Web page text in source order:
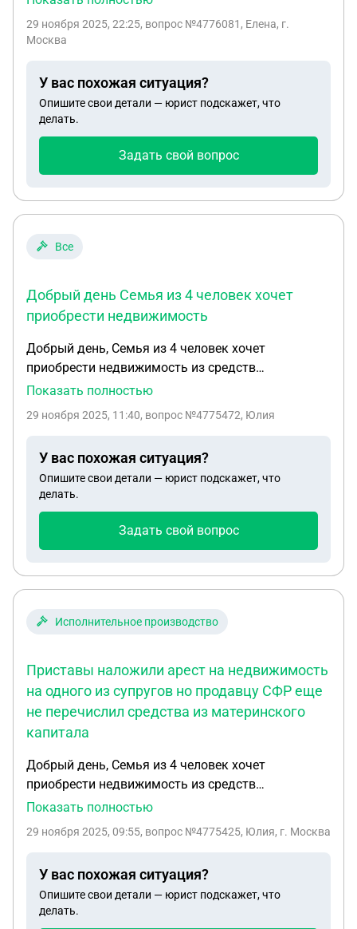
квартире, являющейся собственностью дочери.
право собственности на квартиру в Росреестре на
себя? Или моей дочери необходимо оформить на
меня доверенность на любые действия в
консульстве РФ в какой-либо стране. Заранее
благодарна за ответ.
29 ноября 2025, 22:25, вопрос №4776081, Елена, г.
Москва
У вас похожая ситуация?
Опишите свои детали — юрист подскажет, что
делать.
Задать свой вопрос
Все
Добрый день Семья из 4 человек хочет
приобрести недвижимость
Добрый день, Семья из 4 человек хочет
приобрести недвижимость из средств
материнского капитала. Но приставы работают
членов семьи. Приставы наложили арест на
СФР еще не перечислил средства из материнского
капитала.
Показать полностью
29 ноября 2025, 11:40, вопрос №4775472, Юлия
У вас похожая ситуация?
Опишите свои детали — юрист подскажет, что
делать.
Задать свой вопрос
Исполнительное производство
Приставы наложили арест на недвижимость
на одного из супругов но продавцу СФР еще
не перечислил средства из материнского
капитала
Добрый день, Семья из 4 человек хочет
приобрести недвижимость из средств
материнского капитала. Но приставы работают
членов семьи. Приставы наложили арест на
СФР еще не перечислил средства из материнского
капитала.
Показать полностью
29 ноября 2025, 09:55, вопрос №4775425, Юлия, г. Москва
У вас похожая ситуация?
Опишите свои детали — юрист подскажет, что
делать.